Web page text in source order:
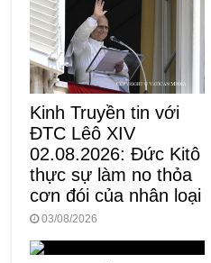
Kinh Truyền tin với
ĐTC Lêô XIV
02.08.2026: Đức Kitô
thực sự làm no thỏa
cơn đói của nhân loại
03/08/2026